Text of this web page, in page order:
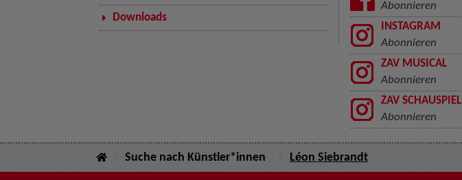
Downloads
Abonnieren
INSTAGRAM
Abonnieren
ZAV MUSICAL
Abonnieren
ZAV SCHAUSPIEL
Abonnieren
Suche nach Künstler*innen Léon Siebrandt